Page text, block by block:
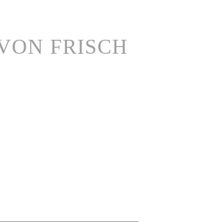
FRISCH